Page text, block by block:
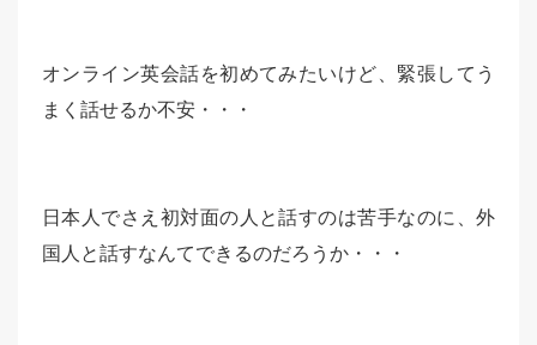
オンライン英会話を初めてみたいけど、緊張してう
まく話せるか不安・・・
日本人でさえ初対面の人と話すのは苦手なのに、外
国人と話すなんてできるのだろうか・・・